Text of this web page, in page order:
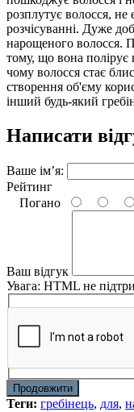
розплутує волосся, не
розчісуванні. Дуже
нарощеного волосся.
тому, що вона полірує
чому волосся стає
створення об'єму
інший будь-який
Написати
Ваше ім’я:
Рейтинг
Погано
Ваш відгук
Увага: HTML не
Продовжити
Теги: гребінець, для,